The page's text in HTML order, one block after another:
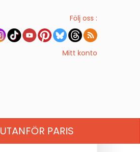
Följ oss :
Mitt konto
UTANFÖR PARIS